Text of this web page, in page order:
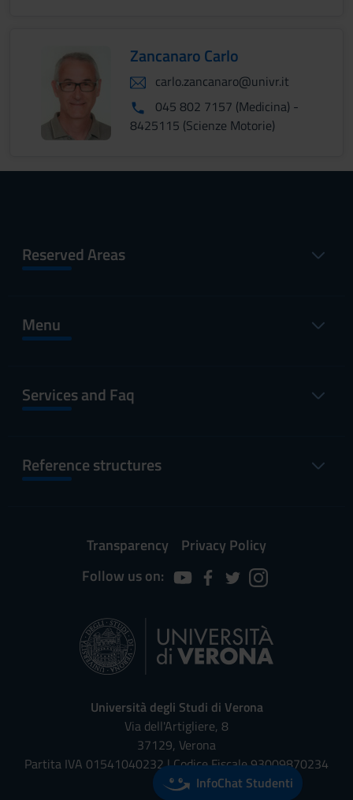
Zancanaro Carlo
carlo.zancanaro@univr.it
045 802 7157 (Medicina) -
8425115 (Scienze Motorie)
Reserved Areas
Menu
Services and Faq
Reference structures
Transparency
Privacy Policy
Follow us on:
Università degli Studi di Verona
Via dell'Artigliere, 8
37129, Verona
Partita IVA 01541040232 | Codice Fiscale 93009870234
InfoChat Studenti